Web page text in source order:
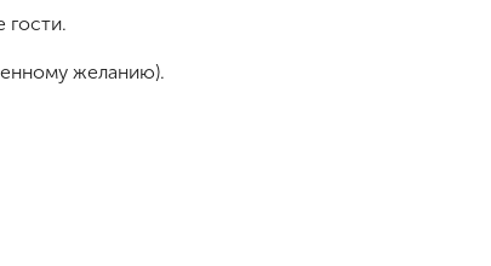
гости.
желанию).